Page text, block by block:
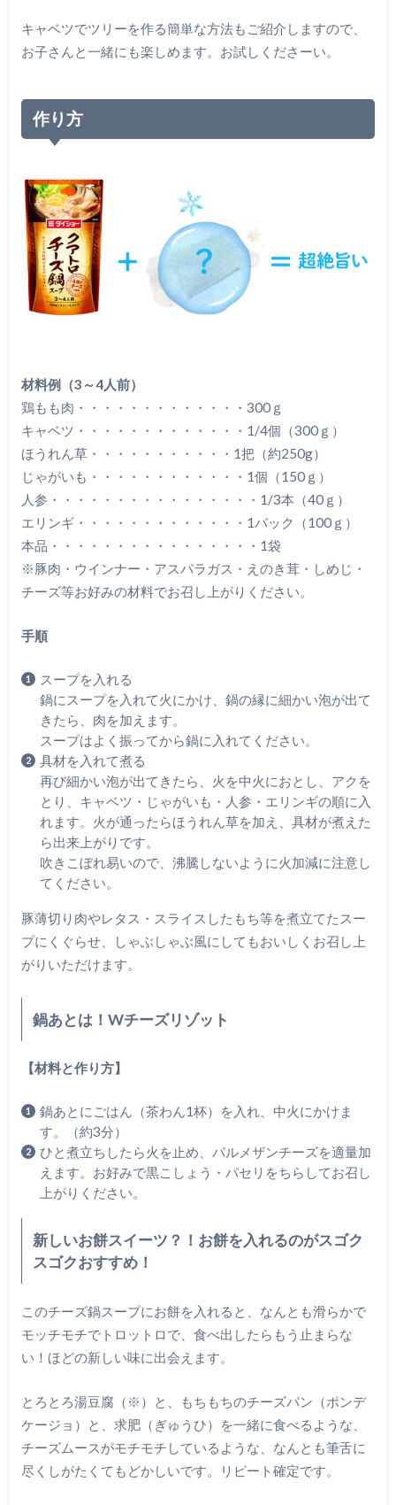
キャベツでツリーを作る簡単な方法もご紹介しますので、
お子さんと一緒にも楽しめます。お試しくださーい。
作り方
材料例（3～4人前）
鶏もも肉・・・・・・・・・・・・・300ｇ
キャベツ・・・・・・・・・・・・・1/4個（300ｇ）
ほうれん草・・・・・・・・・・・1把（約250g）
じゃがいも・・・・・・・・・・・・1個（150ｇ）
人参・・・・・・・・・・・・・・・・1/3本（40ｇ）
エリンギ・・・・・・・・・・・・・1パック（100ｇ）
本品・・・・・・・・・・・・・・・・1袋
※豚肉・ウインナー・アスパラガス・えのき茸・しめじ・
チーズ等お好みの材料でお召し上がりください。
手順
スープを入れる
鍋にスープを入れて火にかけ、鍋の縁に細かい泡が出て
きたら、肉を加えます。
スープはよく振ってから鍋に入れてください。
具材を入れて煮る
再び細かい泡が出てきたら、火を中火におとし、アクを
とり、キャベツ・じゃがいも・人参・エリンギの順に入
れます。火が通ったらほうれん草を加え、具材が煮えた
ら出来上がりです。
吹きこぼれ易いので、沸騰しないように火加減に注意し
てください。
豚薄切り肉やレタス・スライスしたもち等を煮立てたスー
プにくぐらせ、しゃぶしゃぶ風にしてもおいしくお召し上
がりいただけます。
鍋あとは！Wチーズリゾット
【材料と作り方】
鍋あとにごはん（茶わん1杯）を入れ、中火にかけま
す。（約3分）
ひと煮立ちしたら火を止め、パルメザンチーズを適量加
えます。お好みで黒こしょう・パセリをちらしてお召し
上がりください。
新しいお餅スイーツ？！お餅を入れるのがスゴク
スゴクおすすめ！
このチーズ鍋スープにお餅を入れると、なんとも滑らかで
モッチモチでトロットロで、食べ出したらもう止まらな
い！ほどの新しい味に出会えます。
とろとろ湯豆腐（※）と、もちもちのチーズパン（ポンデ
ケージョ）と、求肥（ぎゅうひ）を一緒に食べるような、
チーズムースがモチモチしているような、なんとも筆舌に
尽くしがたくてもどかしいです。リピート確定です。